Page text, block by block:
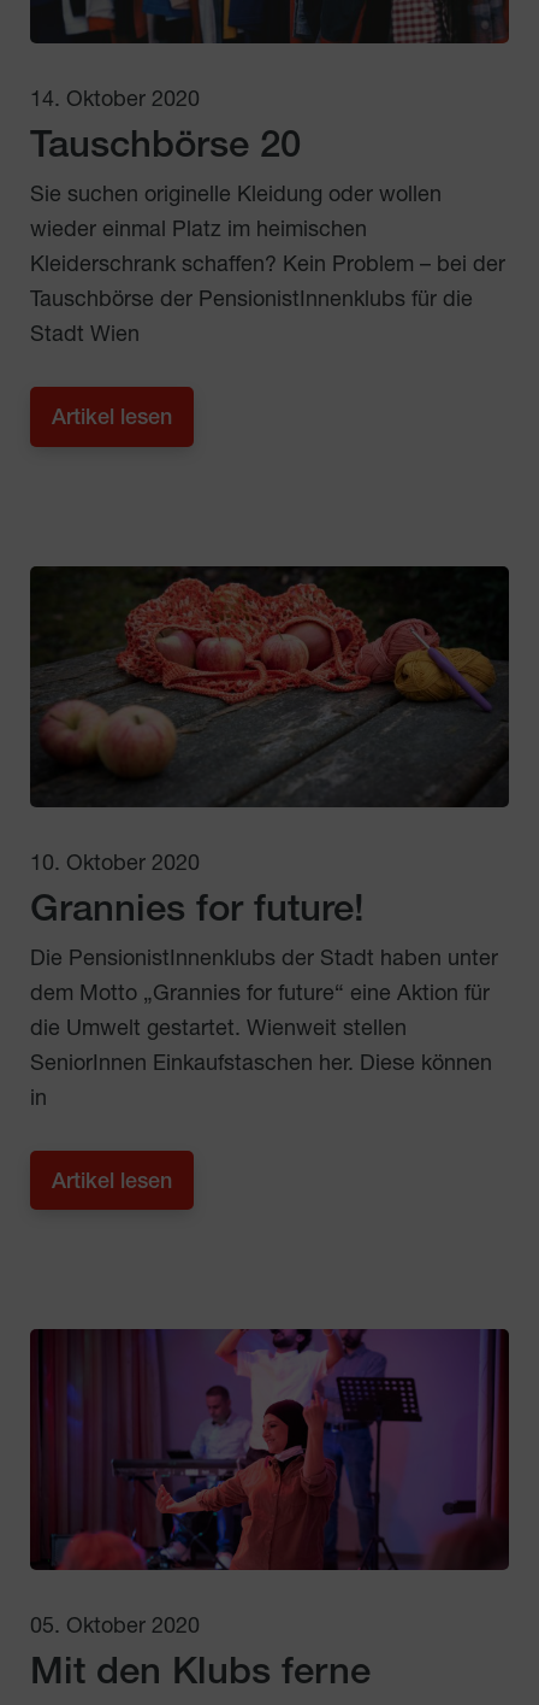
14. Oktober 2020
Tauschbörse 20
Sie suchen originelle Kleidung oder wollen
wieder einmal Platz im heimischen
Kleiderschrank schaffen? Kein Problem – bei der
Tauschbörse der PensionistInnenklubs für die
Stadt Wien
Artikel lesen
10. Oktober 2020
Grannies for future!
Die PensionistInnenklubs der Stadt haben unter
dem Motto „Grannies for future“ eine Aktion für
die Umwelt gestartet. Wienweit stellen
SeniorInnen Einkaufstaschen her. Diese können
in
Artikel lesen
05. Oktober 2020
Mit den Klubs ferne